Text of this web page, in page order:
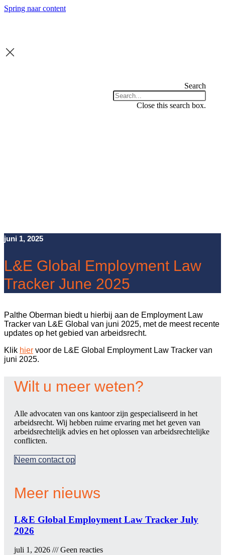
Spring naar content
Search
Close this search box.
juni 1, 2025
L&E Global Employment Law
Tracker June 2025
Palthe Oberman biedt u hierbij aan de Employment Law
Tracker van L&E Global van juni 2025, met de meest recente
updates op het gebied van arbeidsrecht.
Klik hier voor de L&E Global Employment Law Tracker van
juni 2025.
Wilt u meer weten?
Alle advocaten van ons kantoor zijn gespecialiseerd in het
arbeidsrecht. Wij hebben ruime ervaring met het geven van
arbeidsrechtelijk advies en het oplossen van arbeidsrechtelijke
conflicten.
Neem contact op
Meer nieuws
L&E Global Employment Law Tracker July
2026
juli 1, 2026
Geen reacties